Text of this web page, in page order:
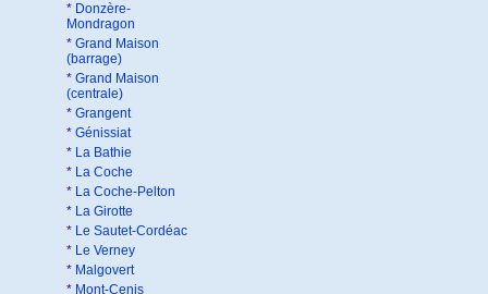
* Donzère-
Mondragon
* Grand Maison
(barrage)
* Grand Maison
(centrale)
* Grangent
* Génissiat
* La Bathie
* La Coche
* La Coche-Pelton
* La Girotte
* Le Sautet-Cordéac
* Le Verney
* Malgovert
* Mont-Cenis